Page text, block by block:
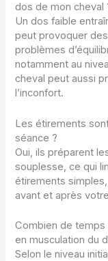
dos de mon cheval
Un dos faible
peut provoquer
problèmes
notamment au
cheval peut aussi
l’inconfort.
Les étirements
séance ?
Oui, ils préparent
souplesse, ce qui
étirements
avant et après
Combien de
en musculation du
Selon le niveau